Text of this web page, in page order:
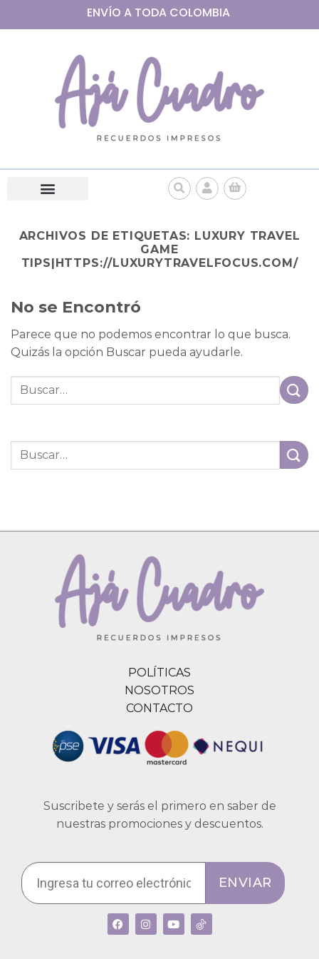
ENVÍO A TODA COLOMBIA
ARCHIVOS DE ETIQUETAS: LUXURY TRAVEL
GAME
TIPS|HTTPS://LUXURYTRAVELFOCUS.COM/
No se Encontró
Parece que no podemos encontrar lo que busca.
Quizás la opción Buscar pueda ayudarle.
POLÍTICAS
NOSOTROS
CONTACTO
Suscribete y serás el primero en saber de
nuestras promociones y descuentos.
ENVIAR